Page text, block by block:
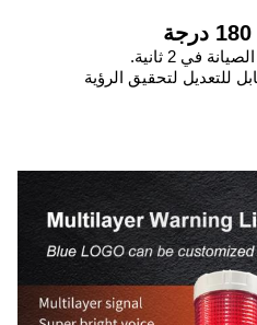
في 2 ثانية.
للتعديل لتحقيق الرؤية